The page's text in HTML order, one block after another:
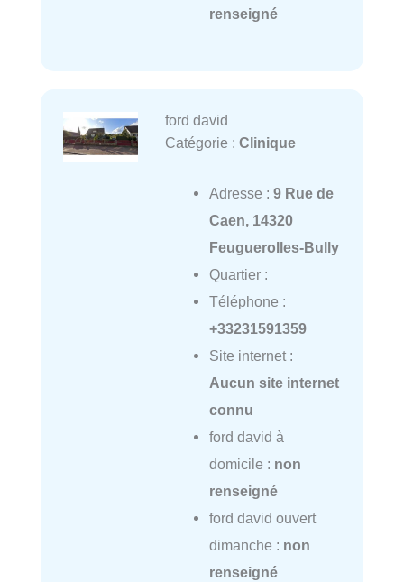
renseigné
ford david
Catégorie : Clinique
Adresse : 9 Rue de
Caen, 14320
Feuguerolles-Bully
Quartier :
Téléphone :
+33231591359
Site internet :
Aucun site internet
connu
ford david à
domicile : non
renseigné
ford david ouvert
dimanche : non
renseigné